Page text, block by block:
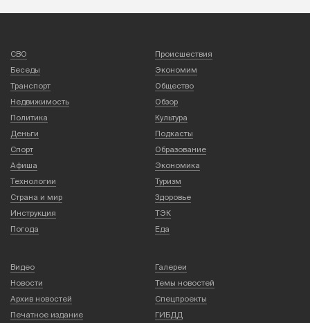
СВО
Происшествия
Беседы
Экономим
Транспорт
Общество
Недвижимость
Обзор
Политика
Культура
Деньги
Подкасты
Спорт
Образование
Афиша
Экономика
Технологии
Туризм
Страна и мир
Здоровье
Инструкция
ТЭК
Погода
Еда
Видео
Галереи
Новости
Темы новостей
Архив новостей
Спецпроекты
Печатное издание
ГИБДД